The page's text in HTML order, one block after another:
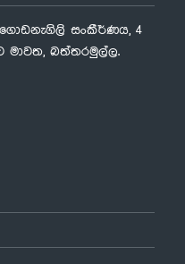
ගොඩනැගිලි සංකීර්ණය, 4
බත්තරමුල්ල.